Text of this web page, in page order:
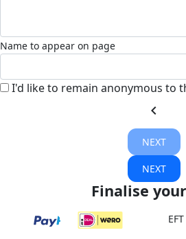
Name to appear on page
I'd like to remain anonymous to
chevron_left
NEXT
NEXT
Finalise
EFT